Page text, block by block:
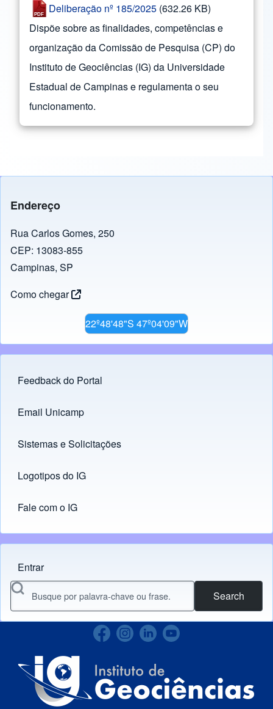
Deliberação nº 185/2025 (632.26 KB)
Dispõe sobre as finalidades, competências e
organização da Comissão de Pesquisa (CP) do
Instituto de Geociências (IG) da Universidade
Estadual de Campinas e regulamenta o seu
funcionamento.
Endereço
Rua Carlos Gomes, 250
CEP: 13083-855
Campinas, SP
Como chegar
22º48'48"S 47º04'09"W
Footer menu
Feedback do Portal
Links
Email Unicamp
(opens in new tab)
Sistemas e Solicitações
(opens in new tab)
Logotipos do IG
(opens in new tab)
Fale com o IG
Menu do usuário
Entrar
Search